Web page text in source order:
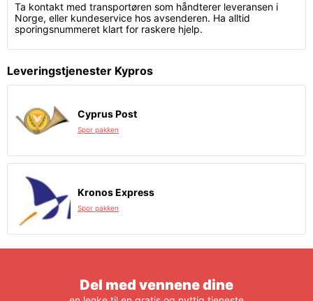
Ta kontakt med transportøren som håndterer leveransen i
Norge, eller kundeservice hos avsenderen. Ha alltid
sporingsnummeret klart for raskere hjelp.
Leveringstjenester Kypros
Cyprus Post
Spor pakken
Kronos Express
Spor pakken
Del med vennene dine